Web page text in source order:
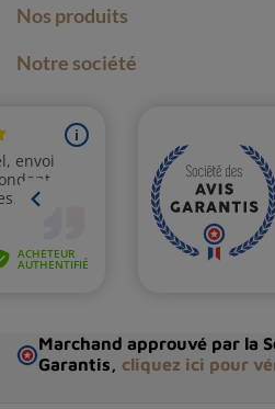
Nos produits
Notre société
Marchand approuvé par la
Garantis, cliquez ici pour